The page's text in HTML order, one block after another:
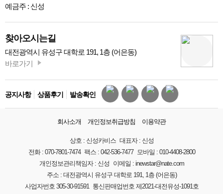
예금주 : 신성
찾아오시는길
대전광역시 유성구 대학로 191, 1층 (어은동)
바로가기
공지사항 상품후기 발송확인
회사소개 개인정보취급방침 이용약관
상호 :신성카비스 대표자 :신성
전화 : 070-7801-7474 팩스 : 042-536-7477 모바일 : 010-4408-2800
개인정보관리책임자 : 신성 이메일 : inewstar@nate.com
주소 : 대전광역시 유성구 대학로 191, 1층 (어은동)
사업자번호305-30-91591 통신판매업번호제2021-대전유성-1091호